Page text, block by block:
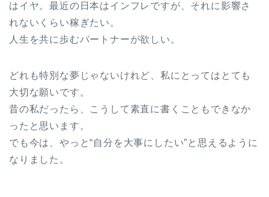
はイヤ。最近の日本はインフレですが、それに影響さ
れないくらい稼ぎたい。
人生を共に歩むパートナーが欲しい。
どれも特別な夢じゃないけれど、私にとってはとても
大切な願いです。
昔の私だったら、こうして素直に書くこともできなか
ったと思います。
でも今は、やっと“自分を大事にしたい”と思えるように
なりました。